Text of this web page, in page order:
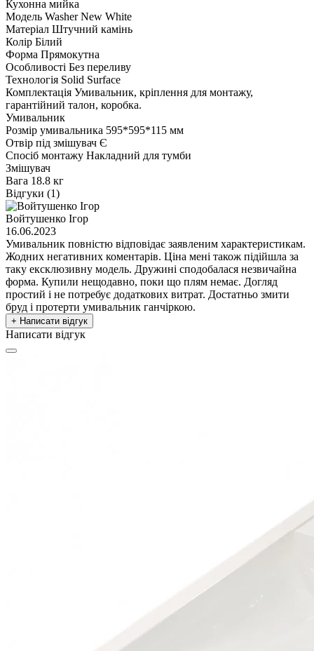
Кухонна мийка
Модель Washer New White
Матеріал Штучний камінь
Колір Білий
Форма Прямокутна
Особливості Без переливу
Технологія Solid Surface
Комплектація Умивальник, кріплення для монтажу,
гарантійний талон, коробка.
Умивальник
Розмір умивальника 595*595*115 мм
Отвір під змішувач Є
Спосіб монтажу Накладний для тумби
Змішувач
Вага 18.8 кг
Відгуки (1)
Войтушенко Ігор
16.06.2023
Умивальник повністю відповідає заявленим характеристикам.
Жодних негативних коментарів. Ціна мені також підійшла за
таку ексклюзивну модель. Дружині сподобалася незвичайна
форма. Купили нещодавно, поки що плям немає. Догляд
простий і не потребує додаткових витрат. Достатньо змити
бруд і протерти умивальник ганчіркою.
+ Написати відгук
Написати відгук